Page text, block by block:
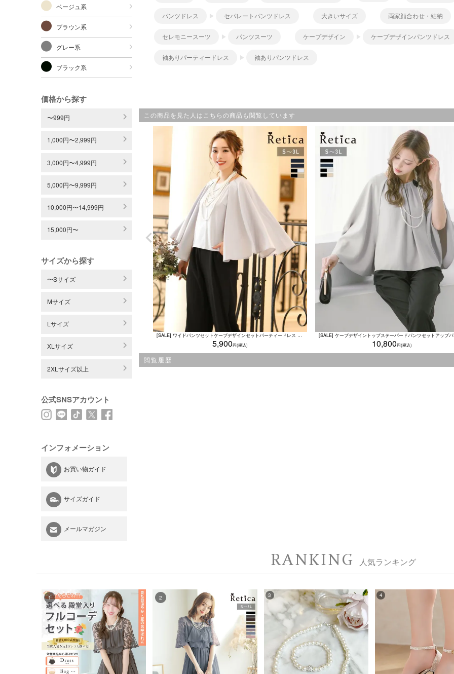
ベージュ系
ブラウン系
グレー系
ブラック系
価格から探す
〜999円
1,000円〜2,999円
3,000円〜4,999円
5,000円〜9,999円
10,000円〜14,999円
15,000円〜
サイズから探す
〜Sサイズ
Mサイズ
Lサイズ
XLサイズ
2XLサイズ以上
公式SNSアカウント
インフォメーション
お買い物ガイド
サイズガイド
メールマガジン
パンツドレス セパレートパンツドレス 大きいサイズ 両家顔合わせ・結納
セレモニースーツ パンツスーツ ケープデザイン ケープデザインパンツドレス
袖ありパーティードレス 袖ありパンツドレス
この商品を見た人はこちらの商品も閲覧しています
[SALE] ワイドパンツセットケープデザインセットパーティードレス (Sサイズ～XXLサイズ)
5,900 10,800
閲覧履歴
RANKING 人気ランキング